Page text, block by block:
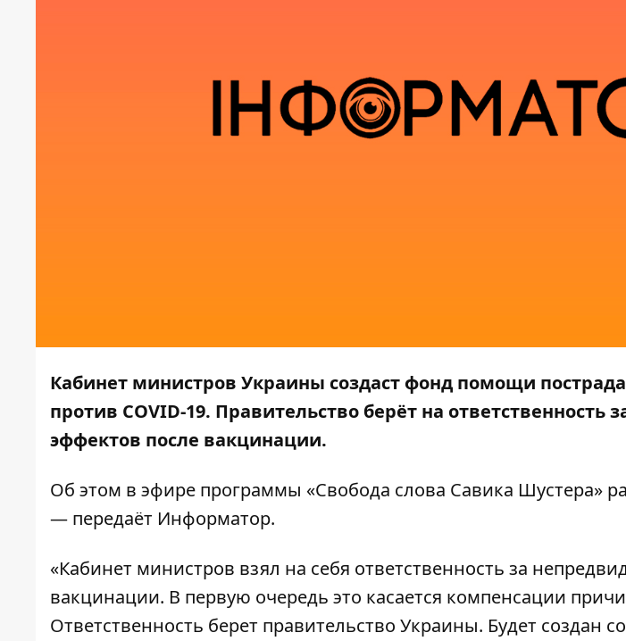
Кабинет министров Украины создаст фонд помощи
против COVID-19. Правительство берёт на ответственность
эффектов после вакцинации.
Об этом в эфире программы «Свобода слова Савика Шустера»
— передаёт Информатор.
«Кабинет министров взял на себя ответственность за
вакцинации. В первую очередь это касается компенсации
Ответственность берет правительство Украины. Будет создан